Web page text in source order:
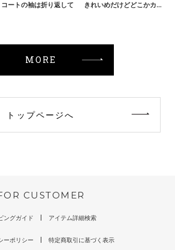
コートの袖は折り返して きれいめだけどどこかカジュアル
MORE
トップページへ
CUSTOMER
ングガイド アイテム詳細検索
ーポリシー 特定商取引に基づく表示